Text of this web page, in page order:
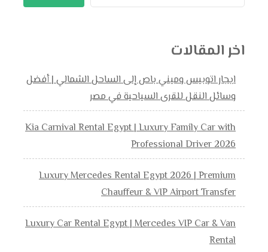
اخر المقالات
ايجار اتوبيس وميني باص إلى الساحل الشمالي | أفضل
وسائل النقل للقرى السياحية في مصر
Kia Carnival Rental Egypt | Luxury Family Car with
Professional Driver 2026
Luxury Mercedes Rental Egypt 2026 | Premium
Chauffeur & VIP Airport Transfer
Luxury Car Rental Egypt | Mercedes VIP Car & Van
Rental